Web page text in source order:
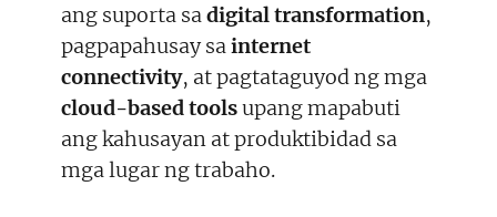
ang suporta sa digital transformation,
pagpapahusay sa internet
connectivity, at pagtataguyod ng mga
cloud-based toolsupang mapabuti
ang kahusayan at produktibidad sa
mga lugar ng trabaho.